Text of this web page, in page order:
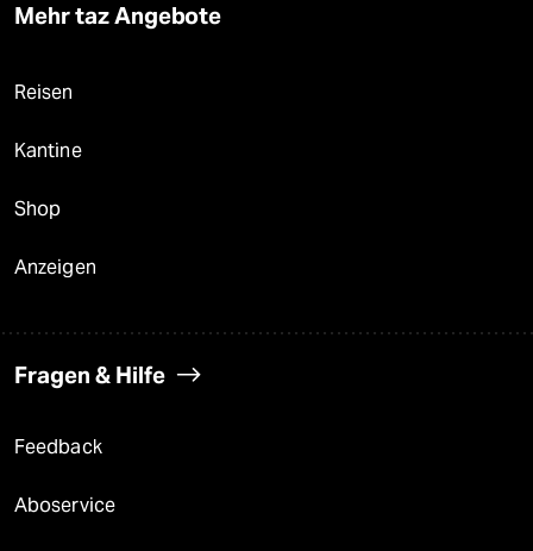
Mehr taz Angebote
Reisen
Kantine
Shop
Anzeigen
Fragen & Hilfe
Feedback
Aboservice